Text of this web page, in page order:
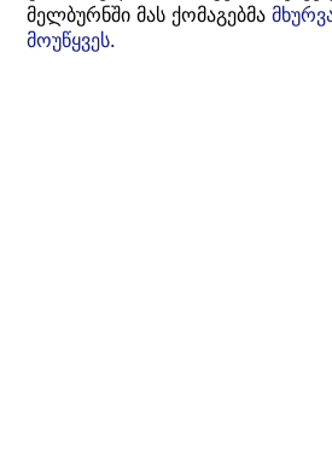
მელბურნში მას ქომაგებმა
მოუწყვეს.